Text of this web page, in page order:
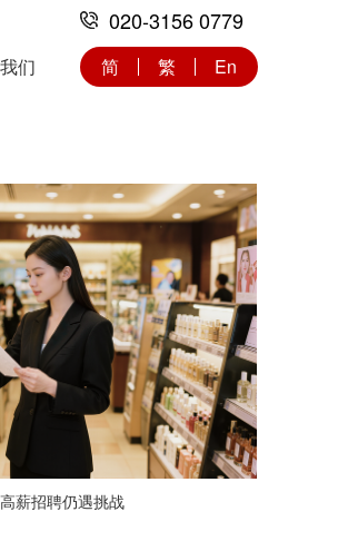
020-3156 0779
们 简 繁 En
薪招聘仍遇挑战